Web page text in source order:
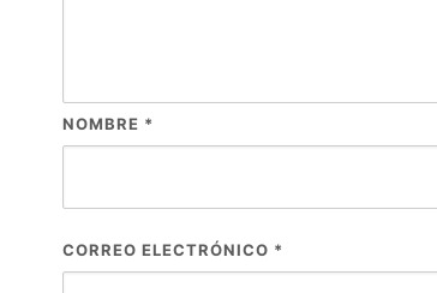
NOMBRE *
CORREO ELECTRÓNICO *